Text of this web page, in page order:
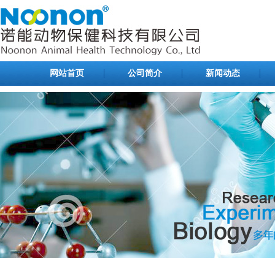
网站首页 公司简介 新闻动态